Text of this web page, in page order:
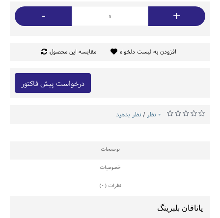
- +
افزودن به لیست دلخواه مقایسه این محصول
درخواست پیش فاکتور
0 نظر / نظر بدهید
توضیحات
خصوصیات
نظرات (0)
یاتاقان بلبرینگ